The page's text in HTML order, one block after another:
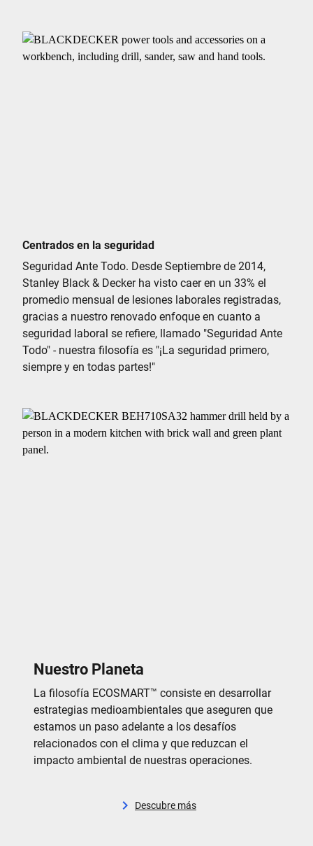
Centrados en la seguridad
Seguridad Ante Todo. Desde Septiembre de 2014,
Stanley Black & Decker ha visto caer en un 33% el
promedio mensual de lesiones laborales registradas,
gracias a nuestro renovado enfoque en cuanto a
seguridad laboral se refiere, llamado "Seguridad Ante
Todo" - nuestra filosofía es "¡La seguridad primero,
siempre y en todas partes!"
Nuestro Planeta
La filosofía ECOSMART™ consiste en desarrollar
estrategias medioambientales que aseguren que
estamos un paso adelante a los desafíos
relacionados con el clima y que reduzcan el
impacto ambiental de nuestras operaciones.
Descubre más